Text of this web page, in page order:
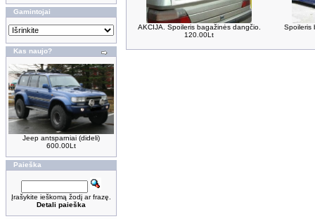
Gamintojai
Kas naujo?
Jeep antsparniai (dideli)
600.00Lt
Paieška
Įrašykite ieškomą žodį ar frazę.
Detali paieška
AKCIJA. Spoileris bagažinės dangčio.
120.00Lt
Spoileris